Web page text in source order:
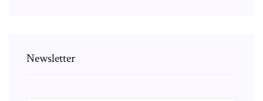
Newsletter